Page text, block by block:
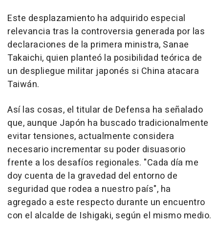
Este desplazamiento ha adquirido especial
relevancia tras la controversia generada por las
declaraciones de la primera ministra, Sanae
Takaichi, quien planteó la posibilidad teórica de
un despliegue militar japonés si China atacara
Taiwán.
Así las cosas, el titular de Defensa ha señalado
que, aunque Japón ha buscado tradicionalmente
evitar tensiones, actualmente considera
necesario incrementar su poder disuasorio
frente a los desafíos regionales. "Cada día me
doy cuenta de la gravedad del entorno de
seguridad que rodea a nuestro país", ha
agregado a este respecto durante un encuentro
con el alcalde de Ishigaki, según el mismo medio.